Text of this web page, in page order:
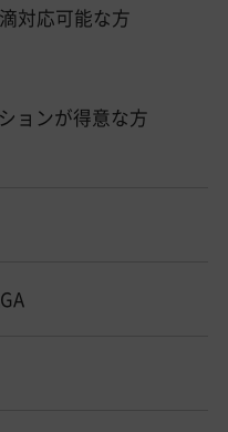
滴対応可能な方
ョンが得意な方